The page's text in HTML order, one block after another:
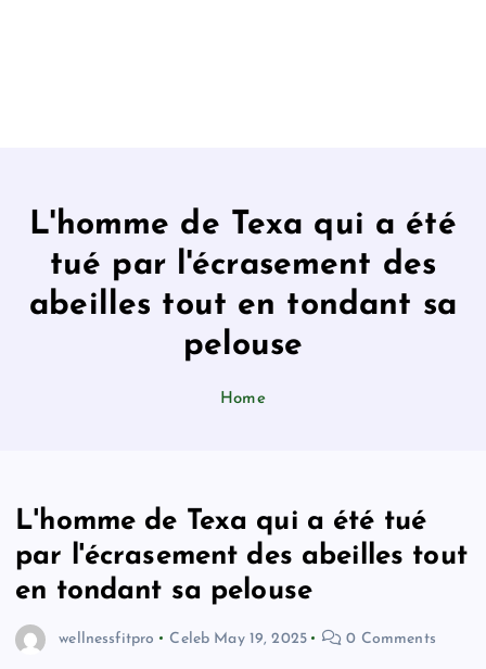
L'homme de Texa qui a été
tué par l'écrasement des
abeilles tout en tondant sa
pelouse
Home
L'homme de Texa qui a été tué
par l'écrasement des abeilles tout
en tondant sa pelouse
wellnessfitpro Celeb May 19, 2025 0 Comments